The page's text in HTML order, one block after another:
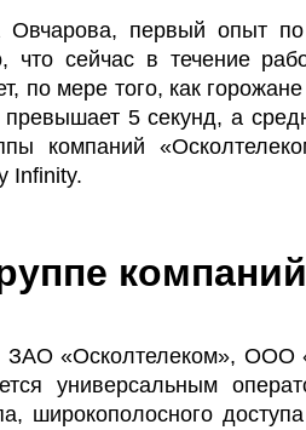
Овчарова, первый опыт
что сейчас в течение
по мере того, как
5 секунд, а
компаний
Infinity.
ЗАО «Осколтелеком»,
универсальным
широкополосного